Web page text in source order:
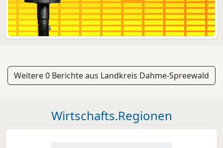
Weitere 0 Berichte aus Landkreis Dahme-Spreewald
Wirtschafts.Regionen